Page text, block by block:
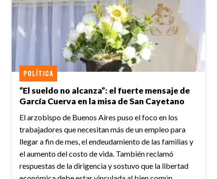
“El sueldo no alcanza”: el fuerte mensaje de
García Cuerva en la misa de San Cayetano
POLÍTICA
El arzobispo de Buenos Aires puso el foco en los
trabajadores que necesitan más de un empleo para
llegar a fin de mes, el endeudamiento de las familias y
el aumento del costo de vida. También reclamó
respuestas de la dirigencia y sostuvo que la libertad